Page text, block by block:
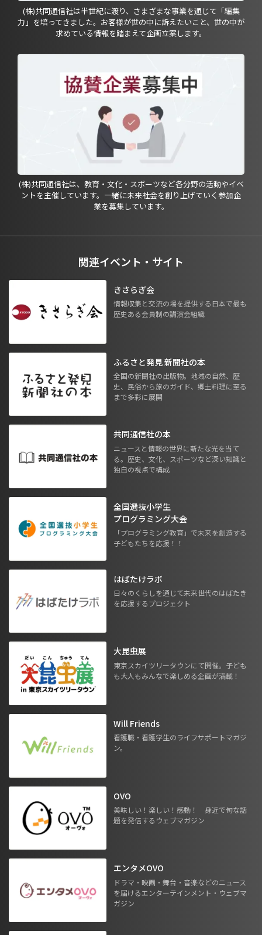
(株)共同通信社は半世紀に渡り、さまざまな事業を通じて「編集
力」を培ってきました。お客様が世の中に訴えたいこと、世の中が
求めている情報を踏まえて企画立案します。
(株)共同通信社は、教育・文化・スポーツなど各分野の活動やイベ
ントを主催しています。一緒に未来社会を創り上げていく参加企
業を募集しています。
関連イベント・サイト
きさらぎ会
情報収集と交流の場を提供する日本で最も
歴史ある会員制の講演会組織
ふるさと発見 新聞社の本
全国の新聞社の出版物。地域の自然、歴
史、民俗から旅のガイド、郷土料理に至る
まで多彩に展開
共同通信社の本
ニュースと情報の世界に新たな光を当て
る。歴史、文化、スポーツなど深い知識と
独自の視点で構成
全国選抜小学生
プログラミング大会
「プログラミング教育」で未来を創造する
子どもたちを応援！！
はばたけラボ
日々のくらしを通じて未来世代のはばたき
を応援するプロジェクト
大昆虫展
東京スカイツリータウンにて開催。子ども
も大人もみんなで楽しめる企画が満載！
Will Friends
看護職・看護学生のライフサポートマガジ
ン。
OVO
美味しい！楽しい！感動！ 身近で旬な話
題を発信するウェブマガジン
エンタメOVO
ドラマ・映画・舞台・音楽などのニュース
を届けるエンターテインメント・ウェブマ
ガジン